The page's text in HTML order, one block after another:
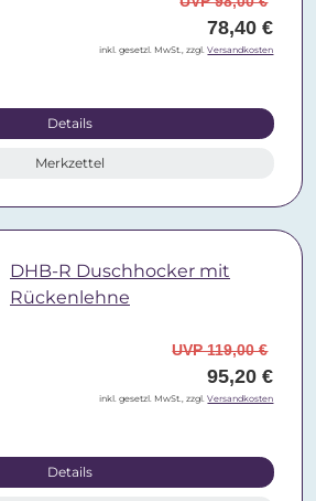
78,40 €
inkl. gesetzl. MwSt., zzgl.Versandkosten
Details
Merkzettel
DHB-R Duschhocker mit
Rückenlehne
UVP 119,00 €
95,20 €
inkl. gesetzl. MwSt., zzgl.Versandkosten
Details